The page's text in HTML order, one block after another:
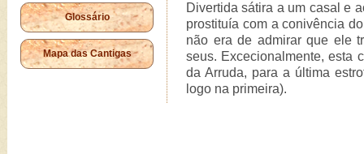
Glossário
Mapa das Cantigas
Divertida sátira a um casal e
prostituía com a conivência
não era de admirar que ele
seus. Excecionalmente, esta
da Arruda, para a última
logo na primeira).